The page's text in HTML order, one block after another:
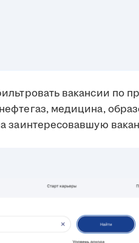
вакансии по
медицина,
заинтересовавшую